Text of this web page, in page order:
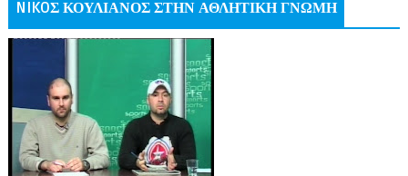
NIKOΣ ΚΟΥΛΙΑΝΟΣ ΣΤΗΝ ΑΘΛΗΤΙΚΗ ΓΝΩΜΗ